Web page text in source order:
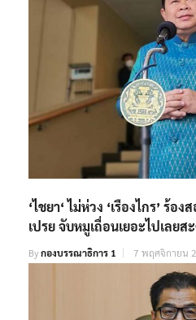
‘ไชยา​‘ ไม่ห่วง​ ‘เรืองไกร’​ ร้อ
เปรย​ จับหมูเถื่อนเยอะไปเลยส
Byกองบรรณาธิการ 1 7 พฤศจิกายน